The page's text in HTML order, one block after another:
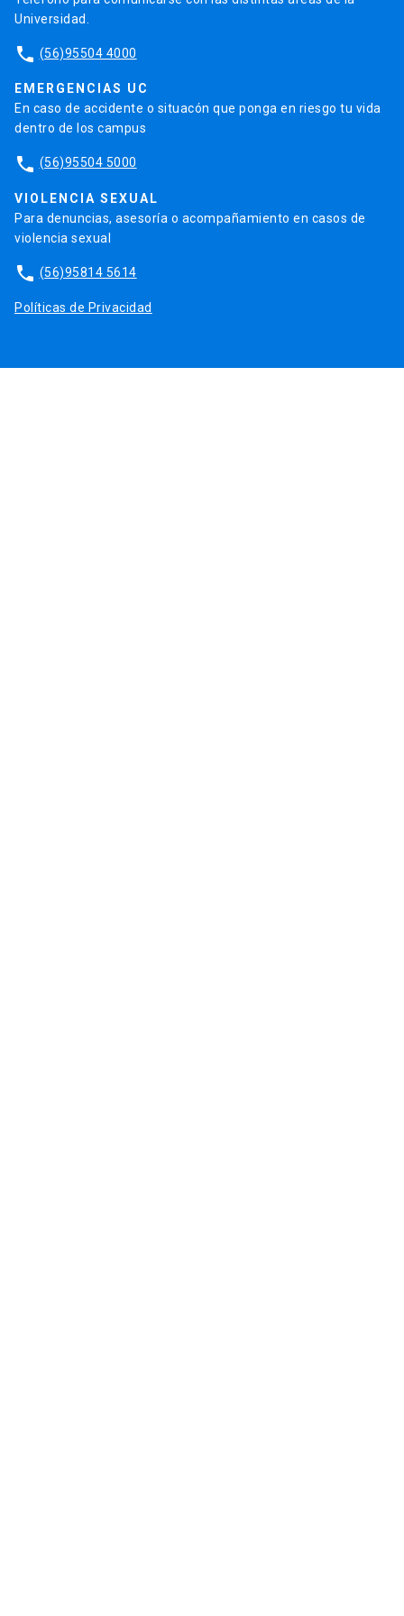
Universidad.
phone (56)95504 4000
EMERGENCIAS UC
En caso de accidente o situacón que ponga en riesgo tu vida
dentro de los campus
phone (56)95504 5000
VIOLENCIA SEXUAL
Para denuncias, asesoría o acompañamiento en casos de
violencia sexual
phone (56)95814 5614
Políticas de Privacidad